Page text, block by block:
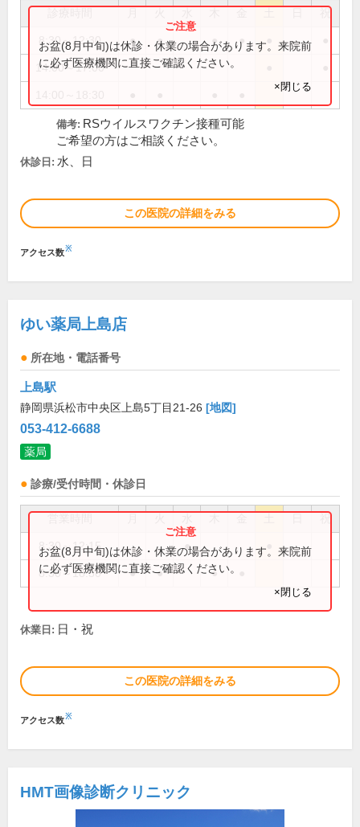
祝
8:30～12:30 ● ● ● ●
14:00～17:00
お盆(8月中旬)は休診・休業の場合があります。来院前
に必ず医療機関に直接ご確認ください。
×閉じる
備考: RSウイルスワクチン接種可能
ご希望の方はご相談ください。
休診日: 水、日
この医院の詳細をみる
アクセス数※
ゆい薬局上島店
所在地・電話番号
上島駅
静岡県浜松市中央区上島5丁目21-26 [地図]
053-412-6688
薬局
診療/受付時間・休診日
祝
8:30～12:15 ●
8:30～18:30 ● ● ●
お盆(8月中旬)は休診・休業の場合があります。来院前
に必ず医療機関に直接ご確認ください。
×閉じる
休業日: 日・祝
この医院の詳細をみる
アクセス数※
HMT画像診断クリニック